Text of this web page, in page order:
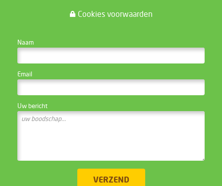
Cookies voorwaarden
Naam
Email
Uw bericht
VERZEND